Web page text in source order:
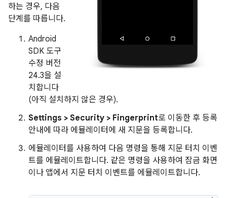
하는 경우, 다음
단계를 따릅니다.
Android
SDK 도구
수정 버전
24.3을 설
치합니다
(아직 설치하지 않은 경우).
Settings > Security > Fingerprint로 이동한 후 등록
안내에 따라 에뮬레이터에 새 지문을 등록합니다.
에뮬레이터를 사용하여 다음 명령을 통해 지문 터치 이벤
트를 에뮬레이트합니다. 같은 명령을 사용하여 잠금 화면
이나 앱에서 지문 터치 이벤트를 에뮬레이트합니다.